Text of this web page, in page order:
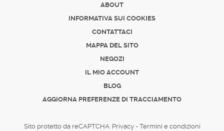
ABOUT
INFORMATIVA SUI COOKIES
CONTATTACI
MAPPA DEL SITO
NEGOZI
IL MIO ACCOUNT
BLOG
AGGIORNA PREFERENZE DI TRACCIAMENTO
Sito protetto da reCAPTCHA. Privacy- Termini e condizioni